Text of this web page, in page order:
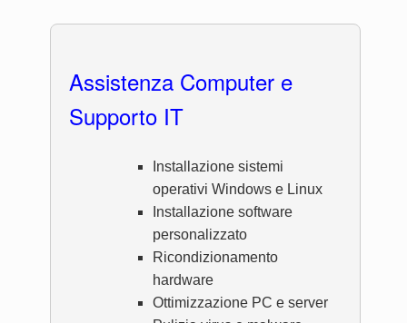
Assistenza Computer e
Supporto IT
Installazione sistemi
operativi Windows e Linux
Installazione software
personalizzato
Ricondizionamento
hardware
Ottimizzazione PC e server